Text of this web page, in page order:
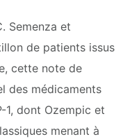
Semenza et
de patients issus
cette note de
des médicaments
1, dont Ozempic et
menant à